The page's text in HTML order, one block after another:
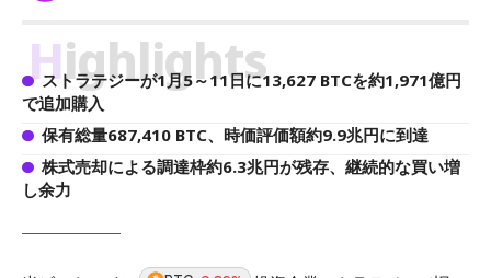
Highlights
ストラテジーが1月5～11日に13,627 BTCを約1,971億円
で追加購入
保有総量687,410 BTC、時価評価額約9.9兆円に到達
株式売却による調達枠約6.3兆円が残存、継続的な買い増
し余力